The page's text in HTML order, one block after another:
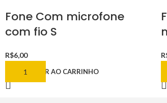
Fone Com microfone
com fio S
R$6,00
ADICIONAR AO CARRINHO